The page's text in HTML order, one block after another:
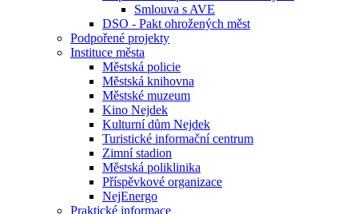
Smlouva s AVE
DSO - Pakt ohrožených měst
Podpořené projekty
Instituce města
Městská policie
Městská knihovna
Městské muzeum
Kino Nejdek
Kulturní dům Nejdek
Turistické informační centrum
Zimní stadion
Městská poliklinika
Příspěvkové organizace
NejEnergo
Praktické informace